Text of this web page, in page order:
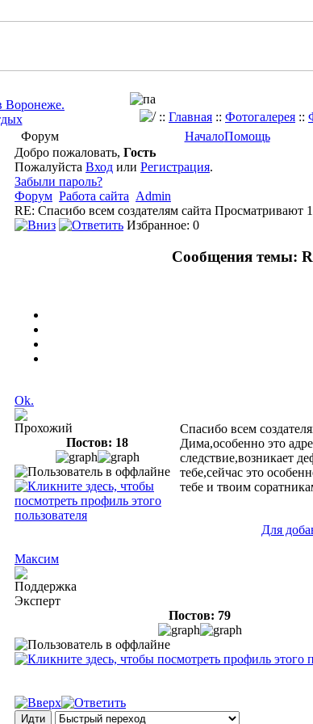
:: Главная :: Фотогалерея ::
Форум НачалоПомощь
Добро пожаловать, Гость
Пожалуйста Вход или Регистрация.
Забыли пароль?
Форум Работа сайта Admin
RE: Cпасибо всем создателям сайта Просматривают
Избранное: 0
Сообщения темы:
Ok.
Прохожий
Постов: 18
Cпасибо всем
Дима,особенно это
следствие,возникает
тебе,сейчас это
тебе и твоим
Для
Максим
Поддержка
Эксперт
Постов: 79